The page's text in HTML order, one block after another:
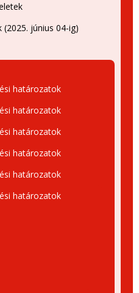
június 04-ig)
határozatok
határozatok
határozatok
határozatok
határozatok
határozatok